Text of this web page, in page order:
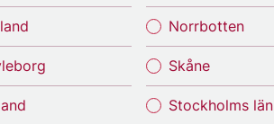
Norrbotten
Skåne
Stockholms län